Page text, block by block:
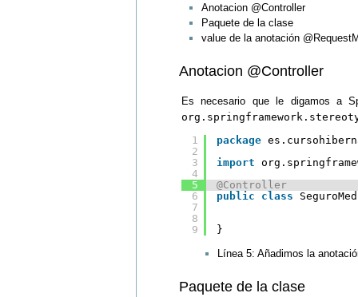
Anotacion @Controller
Paquete de la clase
value de la anotación
Anotacion @Controller
Es necesario que le digamos a
1
2
3
4
5
6
7
8
9
package
import
@Controller
public
class
}
Línea 5: Añadimos la
Paquete de la clase